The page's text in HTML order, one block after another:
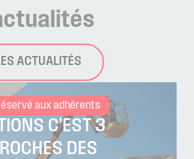
ACTUALITÉS
aux adhérents
C’EST 3
DES